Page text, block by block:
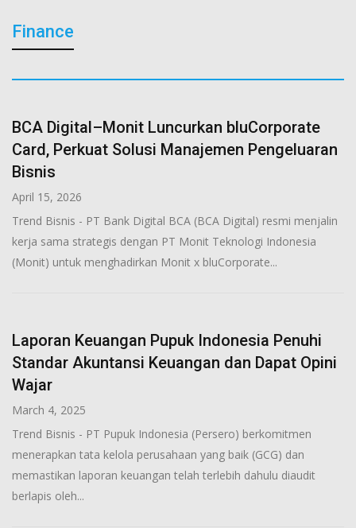
Finance
BCA Digital–Monit Luncurkan bluCorporate
Card, Perkuat Solusi Manajemen Pengeluaran
Bisnis
April 15, 2026
Trend Bisnis - PT Bank Digital BCA (BCA Digital) resmi menjalin
kerja sama strategis dengan PT Monit Teknologi Indonesia
(Monit) untuk menghadirkan Monit x bluCorporate...
Laporan Keuangan Pupuk Indonesia Penuhi
Standar Akuntansi Keuangan dan Dapat Opini
Wajar
March 4, 2025
Trend Bisnis - PT Pupuk Indonesia (Persero) berkomitmen
menerapkan tata kelola perusahaan yang baik (GCG) dan
memastikan laporan keuangan telah terlebih dahulu diaudit
berlapis oleh...